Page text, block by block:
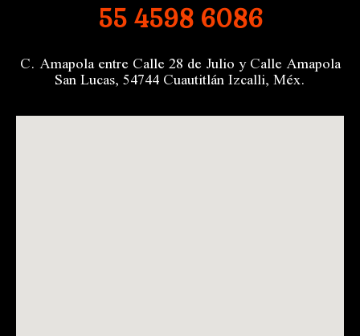
55 4598 6086
C. Amapola entre Calle 28 de Julio y Calle Amapola
San Lucas, 54744 Cuautitlán Izcalli, Méx.